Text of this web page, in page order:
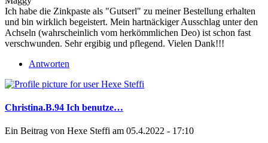
Ich habe die Zinkpaste als "Gutserl" zu meiner Bestellung erhalten
und bin wirklich begeistert. Mein hartnäckiger Ausschlag unter den
Achseln (wahrscheinlich vom herkömmlichen Deo) ist schon fast
verschwunden. Sehr ergibig und pflegend. Vielen Dank!!!
Antworten
Christina.B.94 Ich benutze…
Ein Beitrag von Hexe Steffi am 05.4.2022 - 17:10